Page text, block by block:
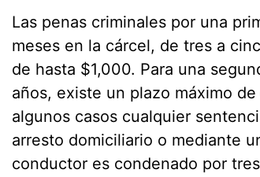
Las penas criminales por una
meses en la cárcel, de tres a
de hasta $1,000. Para una
años, existe un plazo máximo
algunos casos cualquier
arresto domiciliario o mediante
conductor es condenado por